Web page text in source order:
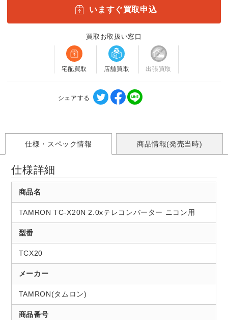
いますぐ買取申込
買取お取扱い窓口
宅配買取 店舗買取 出張買取
シェアする
仕様・スペック情報 商品情報(発売当時)
仕様詳細
商品名
TAMRON TC-X20N 2.0xテレコンバーター ニコン用
型番
TCX20
メーカー
TAMRON(タムロン)
商品番号